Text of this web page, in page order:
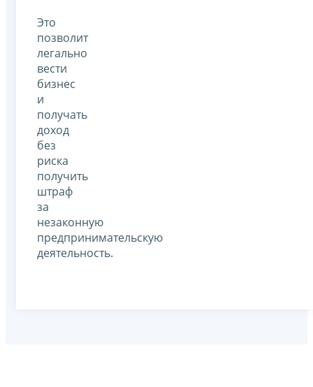
Это
позволит
легально
вести
бизнес
и
получать
доход
без
риска
получить
штраф
за
незаконную
предпринимательскую
деятельность.